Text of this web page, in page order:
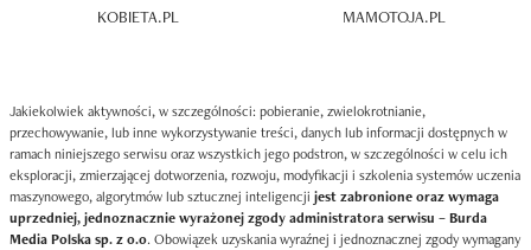
KOBIETA.PL
MAMOTOJA.PL
Jakiekolwiek aktywności, w szczególności: pobieranie, zwielokrotnianie,
przechowywanie, lub inne wykorzystywanie treści, danych lub informacji dostępnych w
ramach niniejszego serwisu oraz wszystkich jego podstron, w szczególności w celu ich
eksploracji, zmierzającej dotworzenia, rozwoju, modyfikacji i szkolenia systemów uczenia
maszynowego, algorytmów lub sztucznej inteligencji jest zabronione oraz wymaga
uprzedniej, jednoznacznie wyrażonej zgody administratora serwisu – Burda
Media Polska sp. z o.o. Obowiązek uzyskania wyraźnej i jednoznacznej zgody wymagany